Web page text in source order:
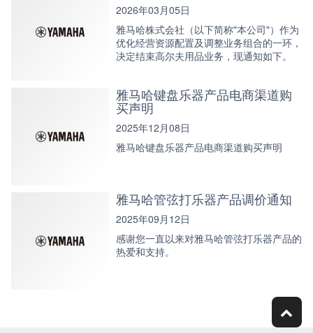
2026年03月05日
雅马哈株式会社（以下简称"本公司"）作为
优化经营资源配置及调整业务组合的一环，
决定结束高尔夫用品业务，现通知如下。
雅马哈键盘乐器产品电商渠道购
买声明
2025年12月08日
雅马哈键盘乐器产品电商渠道购买声明
雅马哈管弦打乐器产品调价通知
2025年09月12日
感谢您一直以来对雅马哈管弦打乐器产品的
热爱和支持。